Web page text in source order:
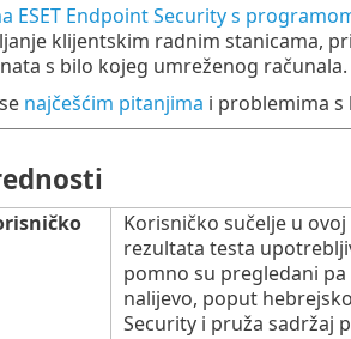
Endpoint Security s programom
klijentskim radnim stanicama,
s bilo kojeg umreženog računala.
najčešćim pitanjima i problemima s
Korisničko sučelje u
rezultata testa
pomno su pregledani
nalijevo, poput
Security i pruža sadržaj